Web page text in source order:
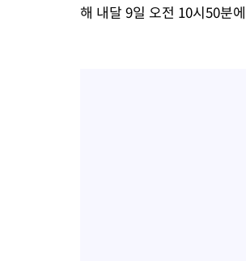
해 내달 9일 오전 10시50분